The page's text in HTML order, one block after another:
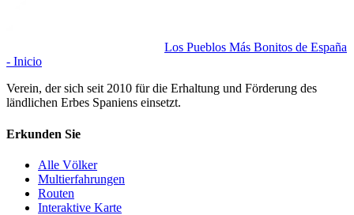
Los Pueblos Más Bonitos de España
- Inicio
Verein, der sich seit 2010 für die Erhaltung und Förderung des
ländlichen Erbes Spaniens einsetzt.
Erkunden Sie
Alle Völker
Multierfahrungen
Routen
Interaktive Karte